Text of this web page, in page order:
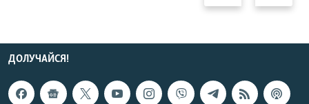
ДОЛУЧАЙСЯ!